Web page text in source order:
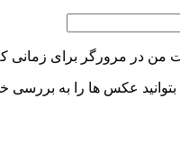
من در مرورگر برای زمانی
عکس ها را به بررسی